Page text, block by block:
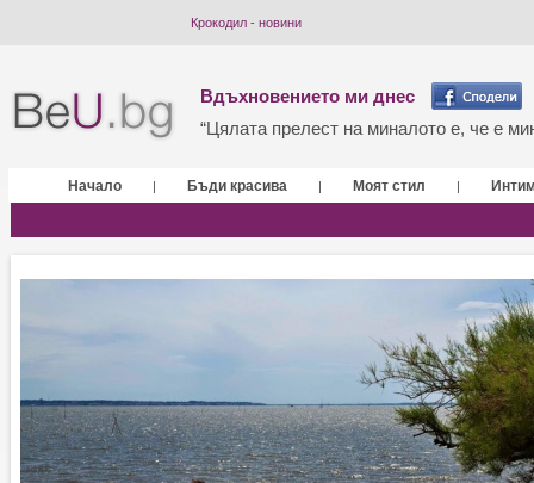
Крокодил - новини
Вдъхновението ми днес
“Цялата прелест на миналото е, че е
Начало | Бъди красива | Моят стил |